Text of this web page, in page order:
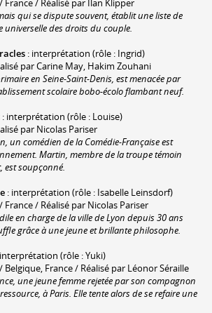
/ Réalisé par Ilan Klipper
qui se dispute souvent, établit une liste de
universelle des droits du couple.
: interprétation (rôle : Ingrid)
par Carine May, Hakim Zouhani
en Seine-Saint-Denis, est menacée par
scolaire bobo-écolo flambant neuf.
: interprétation (rôle : Louise)
par Nicolas Pariser
un comédien de la Comédie-Française est
Martin, membre de la troupe témoin
est soupçonné.
: interprétation (rôle : Isabelle Leinsdorf)
/ Réalisé par Nicolas Pariser
en charge de la ville de Lyon depuis 30 ans
grâce à une jeune et brillante philosophe.
(rôle : Yuki)
France / Réalisé par Léonor Séraille
une jeune femme rejetée par son compagnon
à Paris. Elle tente alors de se refaire une